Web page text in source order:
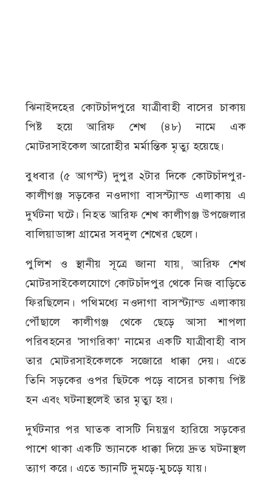
ঝিনাইদহের কোটচাঁদপুরে যাত্রীবাহী বাসের চাকায়
পিষ্ট হয়ে আরিফ শেখ (৪৮) নামে এক
মোটরসাইকেল আরোহীর মর্মান্তিক মৃত্যু হয়েছে।
বুধবার (৫ আগস্ট) দুপুর ২টার দিকে কোটচাঁদপুর-
কালীগঞ্জ সড়কের নওদাগা বাসস্ট্যান্ড এলাকায় এ
দুর্ঘটনা ঘটে।নিহত আরিফ শেখ কালীগঞ্জ উপজেলার
বালিয়াডাঙ্গা গ্রামের সবদুল শেখের ছেলে।
পুলিশ ও স্থানীয় সূত্রে জানা যায়, আরিফ শেখ
মোটরসাইকেলযোগে কোটচাঁদপুর থেকে নিজ বাড়িতে
ফিরছিলেন। পথিমধ্যে নওদাগা বাসস্ট্যান্ড এলাকায়
পৌঁছালে কালীগঞ্জ থেকে ছেড়ে আসা শাপলা
পরিবহনের ‘সাগরিকা’ নামের একটি যাত্রীবাহী বাস
তার মোটরসাইকেলকে সজোরে ধাক্কা দেয়। এতে
তিনি সড়কের ওপর ছিটকে পড়ে বাসের চাকায় পিষ্ট
হন এবং ঘটনাস্থলেই তার মৃত্যু হয়।
দুর্ঘটনার পর ঘাতক বাসটি নিয়ন্ত্রণ হারিয়ে সড়কের
পাশে থাকা একটি ভ্যানকে ধাক্কা দিয়ে দ্রুত ঘটনাস্থল
ত্যাগ করে। এতে ভ্যানটি দুমড়ে-মুচড়ে যায়।